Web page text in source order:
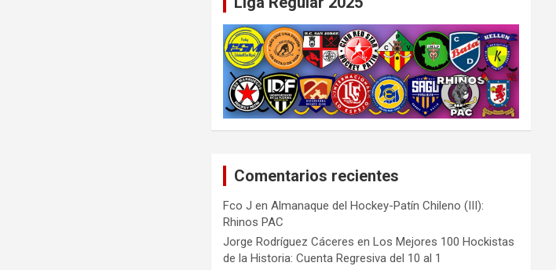
Comentarios recientes
Fco J enAlmanaque del Hockey-Patín Chileno (III):
Rhinos PAC
Jorge Rodríguez Cáceres enLos Mejores 100 Hockistas
de la Historia: Cuenta Regresiva del 10 al 1